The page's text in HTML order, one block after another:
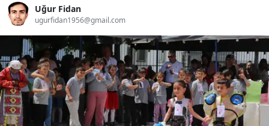
Uğur Fidan
ugurfidan1956@gmail.com